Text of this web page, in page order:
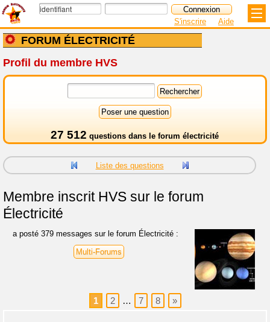
FORUM ÉLECTRICITÉ
S'inscrire Aide
Profil du membre HVS
27 512 questions dans le forum électricité
Liste des questions
Membre inscritHVS sur le forum
Électricité
a posté 379 messages sur le forum Électricité :
Multi-Forums
1 2 … 7 8 »